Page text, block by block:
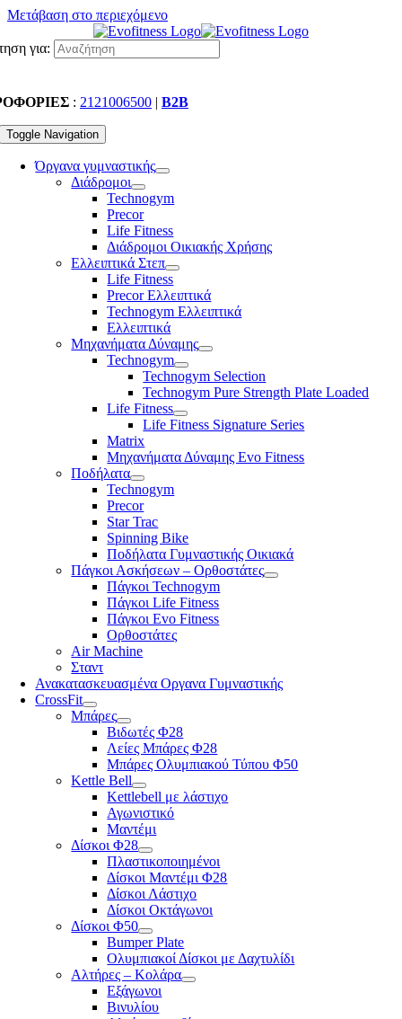
Μετάβαση στο περιεχόμενο
για:
: 2121006500 | B2B
Toggle Navigation
Όργανα γυμναστικής
Διάδρομοι
Technogym
Precor
Life Fitness
Διάδρομοι Οικιακής Χρήσης
Ελλειπτικά Στεπ
Life Fitness
Precor Ελλειπτικά
Technogym Ελλειπτικά
Ελλειπτικά
Μηχανήματα Δύναμης
Technogym
Technogym Selection
Technogym Pure Strength Plate Loaded
Life Fitness
Life Fitness Signature Series
Matrix
Μηχανήματα Δύναμης Evo Fitness
Ποδήλατα
Technogym
Precor
Star Trac
Spinning Bike
Ποδήλατα Γυμναστικής Οικιακά
Πάγκοι Ασκήσεων – Ορθοστάτες
Πάγκοι Technogym
Πάγκοι Life Fitness
Πάγκοι Evo Fitness
Ορθοστάτες
Air Machine
Σταντ
Ανακατασκευασμένα Οργανα Γυμναστικής
CrossFit
Μπάρες
Βιδωτές Φ28
Λείες Μπάρες Φ28
Μπάρες Ολυμπιακού Τύπου Φ50
Kettle Bell
Kettlebell με λάστιχο
Αγωνιστικό
Μαντέμι
Δίσκοι Φ28
Πλαστικοποιημένοι
Δίσκοι Μαντέμι Φ28
Δίσκοι Λάστιχο
Δίσκοι Οκτάγωνοι
Δίσκοι Φ50
Bumper Plate
Ολυμπιακοί Δίσκοι με Δαχτυλίδι
Αλτήρες – Κολάρα
Εξάγωνοι
Βινυλίου